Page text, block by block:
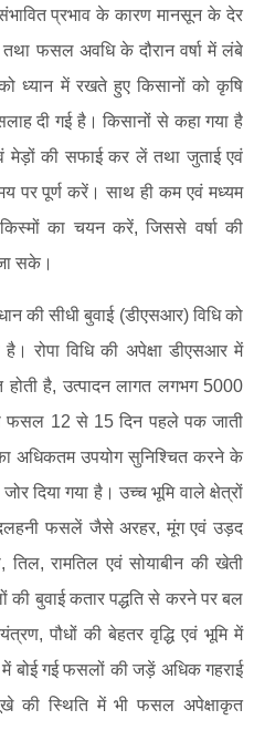
प्रभाव के कारण मानसून के देर
फसल अवधि के दौरान वर्षा में लंबे
ध्यान में रखते हुए किसानों को कृषि
दी गई है। किसानों से कहा गया है
मेड़ों की सफाई कर लें तथा जुताई एवं
पर पूर्ण करें। साथ ही कम एवं मध्यम
का चयन करें, जिससे वर्षा की
सके।
की सीधी बुवाई (डीएसआर) विधि को
रोपा विधि की अपेक्षा डीएसआर में
है, उत्पादन लागत लगभग 5000
फसल 12 से 15 दिन पहले पक जाती
अधिकतम उपयोग सुनिश्चित करने के
दिया गया है। उच्च भूमि वाले क्षेत्रों
फसलें जैसे अरहर, मूंग एवं उड़द
रामतिल एवं सोयाबीन की खेती
बुवाई कतार पद्धति से करने पर बल
पौधों की बेहतर वृद्धि एवं भूमि में
बोई गई फसलों की जड़ें अधिक गहराई
की स्थिति में भी फसल अपेक्षाकृत